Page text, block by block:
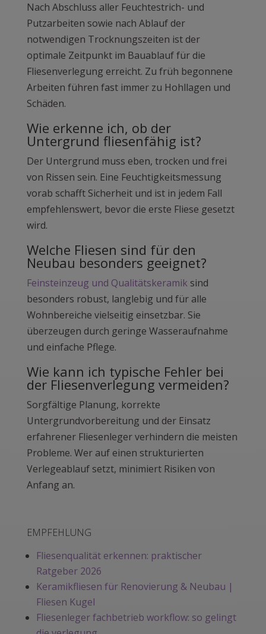
Nach Abschluss aller Feuchtestrich- und
Putzarbeiten sowie nach Ablauf der
notwendigen Trocknungszeiten ist der
optimale Zeitpunkt im Bauablauf für die
Fliesenverlegung erreicht. Zu früh begonnene
Arbeiten führen fast immer zu Hohllagen und
Schäden.
Wie erkenne ich, ob der
Untergrund fliesenfähig ist?
Der Untergrund muss eben, trocken und frei
von Rissen sein. Eine Feuchtigkeitsmessung
vorab schafft Sicherheit und ist in jedem Fall
empfehlenswert, bevor die erste Fliese gesetzt
wird.
Welche Fliesen sind für den
Neubau besonders geeignet?
Feinsteinzeug und Qualitätskeramiksind
besonders robust, langlebig und für alle
Wohnbereiche vielseitig einsetzbar. Sie
überzeugen durch geringe Wasseraufnahme
und einfache Pflege.
Wie kann ich typische Fehler bei
der Fliesenverlegung vermeiden?
Sorgfältige Planung, korrekte
Untergrundvorbereitung und der Einsatz
erfahrener Fliesenleger verhindern die meisten
Probleme. Wer auf einen strukturierten
Verlegeablauf setzt, minimiert Risiken von
Anfang an.
EMPFEHLUNG
Fliesenqualität erkennen: praktischer
Ratgeber 2026
Keramikfliesen für Renovierung & Neubau |
Fliesen Kugel
Fliesenleger fachbetrieb workflow: so gelingt